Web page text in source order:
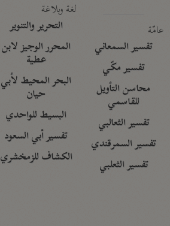
عامّة
تفسير السمعاني
تفسير مكّي
محاسن التأويل
للقاسمي
تفسير الثعالبي
تفسير السمرقندي
تفسير الثعلبي
لغة وبلاغة
التحرير والتنوير
المحرر الوجيز لابن
عطية
البحر المحيط لأبي
حيان
البسيط للواحدي
تفسير أبي السعود
الكشاف للزمخشري